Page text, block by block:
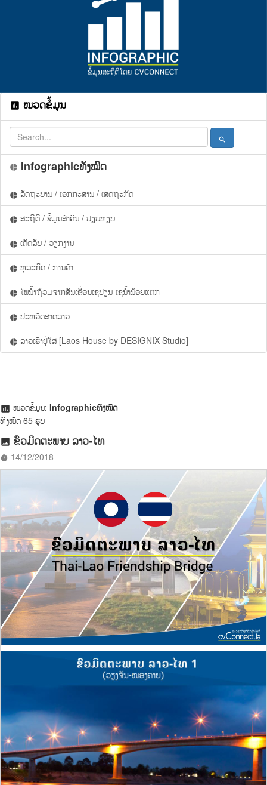
assessment ໝວດຂໍ້ມູນ
search
pie_chart Infographicທັງໝົດ
pie_chart ລັດຖະບານ / ເອກກະສານ / ເສດຖະກິດ
pie_chart ສະຖິຕິ / ຂໍ້ມູນສຳຄັນ / ປຽບທຽບ
pie_chart ເຄັດລັບ / ວຽກງານ
pie_chart ທຸລະກິດ / ການຄ້າ
pie_chart ໄພນ້ຳຖ້ວມຈາກສັນເຂື່ອນເຊປຽນ-ເຊນ້ຳນ້ອຍແຕກ
pie_chart ປະຫວັດສາດລາວ
pie_chart ລາວເຮົາຢູ່ໃສ [Laos House by DESIGNIX Studio]
assessment ໝວດຂໍ້ມູນ: Infographicທັງໝົດ
ທັງໝົດ 65 ຮູບ
photo ຂົວມິດຕະພາບ ລາວ-ໄທ
timer 14/12/2018